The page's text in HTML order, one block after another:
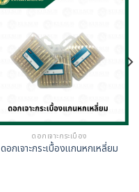
ดอกเจาะกระเบื้อง
ดอกเจาะกระเบื้องแกนหกเหลี่ยม